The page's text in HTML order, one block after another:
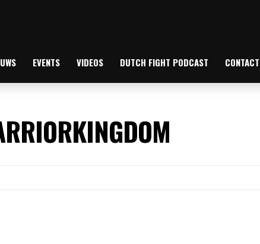
EVENTS VIDEOS DUTCH FIGHT PODCAST CONTACT